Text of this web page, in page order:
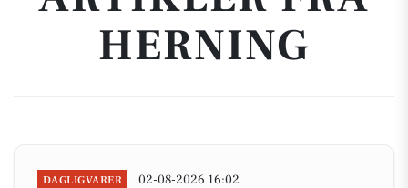
HERNING
DAGLIGVARER 02-08-2026 16:02